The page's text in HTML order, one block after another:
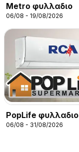
Metro φυλλαδιο
06/08 - 19/08/2026
PopLife φυλλαδιο
06/08 - 31/08/2026